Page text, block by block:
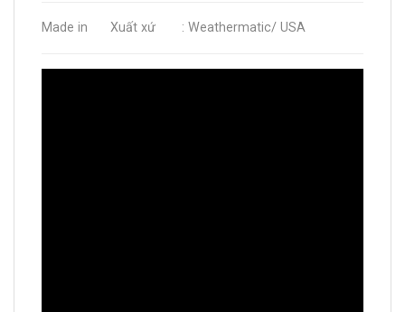
Made in Xuất xứ : Weathermatic/ USA